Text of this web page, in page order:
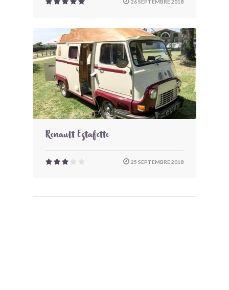
26 SEPTEMBRE 2018
Renault Estafette
25 SEPTEMBRE 2018